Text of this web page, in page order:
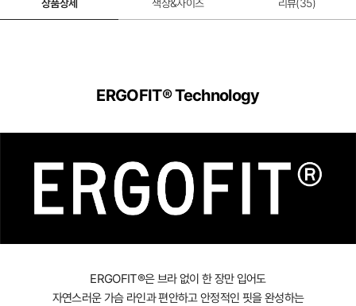
상품상세 색상&사이즈 리뷰(35)
ERGOFIT® Technology
ERGOFIT®은 브라 없이 한 장만 입어도
자연스러운 가슴 라인과 편안하고 안정적인 핏을 완성하는